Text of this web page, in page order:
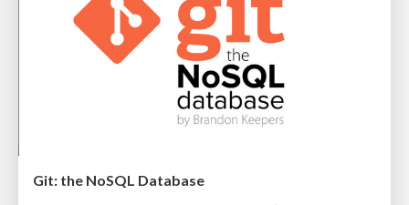
Git: the NoSQL Database